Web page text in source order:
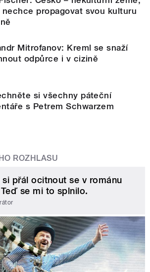
nechce propagovat svou kulturu
Mitrofanov: Kreml se snaží
odpůrce i v cizině
si všechny páteční
s Petrem Schwarzem
ROZHLASU
přál ocitnout se v románu
se mi to splnilo.